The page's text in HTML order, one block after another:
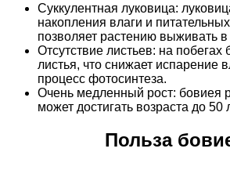
Суккулентная луковица:
накопления влаги и
позволяет растению выживать в
Отсутствие листьев: на побегах
листья, что снижает испарение
процесс фотосинтеза.
Очень медленный рост: бовиея
может достигать возраста до 50
Польза